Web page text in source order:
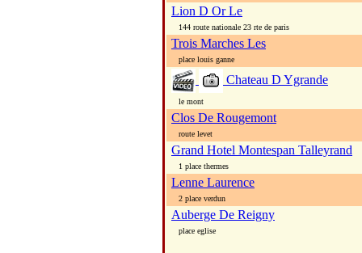
Lion D Or Le
144 route nationale 23 rte de paris
Trois Marches Les
place louis ganne
Chateau D Ygrande
le mont
Clos De Rougemont
route levet
Grand Hotel Montespan Talleyrand
1 place thermes
Lenne Laurence
2 place verdun
Auberge De Reigny
place eglise